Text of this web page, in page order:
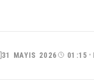
31 MAYIS 2026 01:15 •